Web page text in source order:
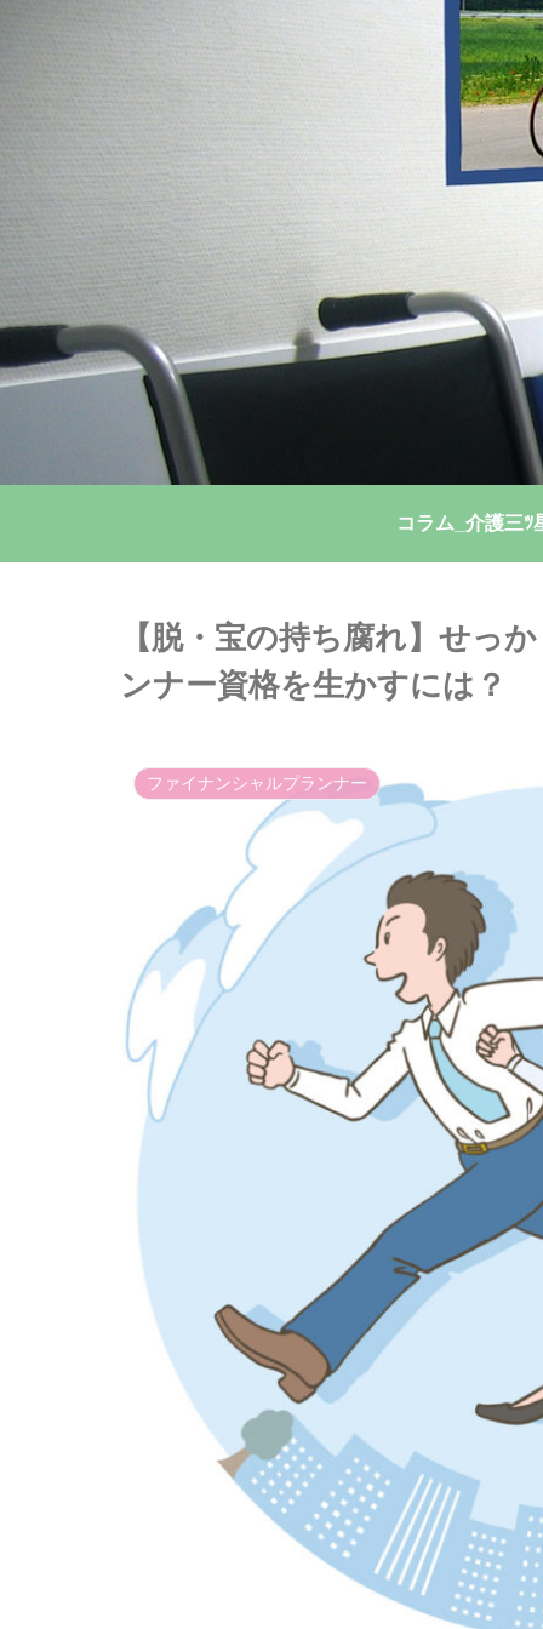
コラム_介護三ﾂ
【脱・宝の持ち腐れ】せっ
ンナー資格を生かすには？
ファイナンシャルプランナー